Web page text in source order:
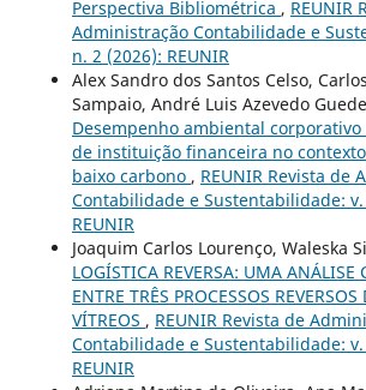
Perspectiva Bibliométrica , REUNIR
Administração Contabilidade e
n. 2 (2026): REUNIR
Alex Sandro dos Santos Celso,
Sampaio, André Luis Azevedo
Desempenho ambiental
de instituição financeira no
baixo carbono , REUNIR Revista de
Contabilidade e Sustentabilidade: v.
REUNIR
Joaquim Carlos Lourenço, Waleska
LOGÍSTICA REVERSA: UMA ANÁLISE
ENTRE TRÊS PROCESSOS
VÍTREOS , REUNIR Revista de
Contabilidade e Sustentabilidade: v.
REUNIR